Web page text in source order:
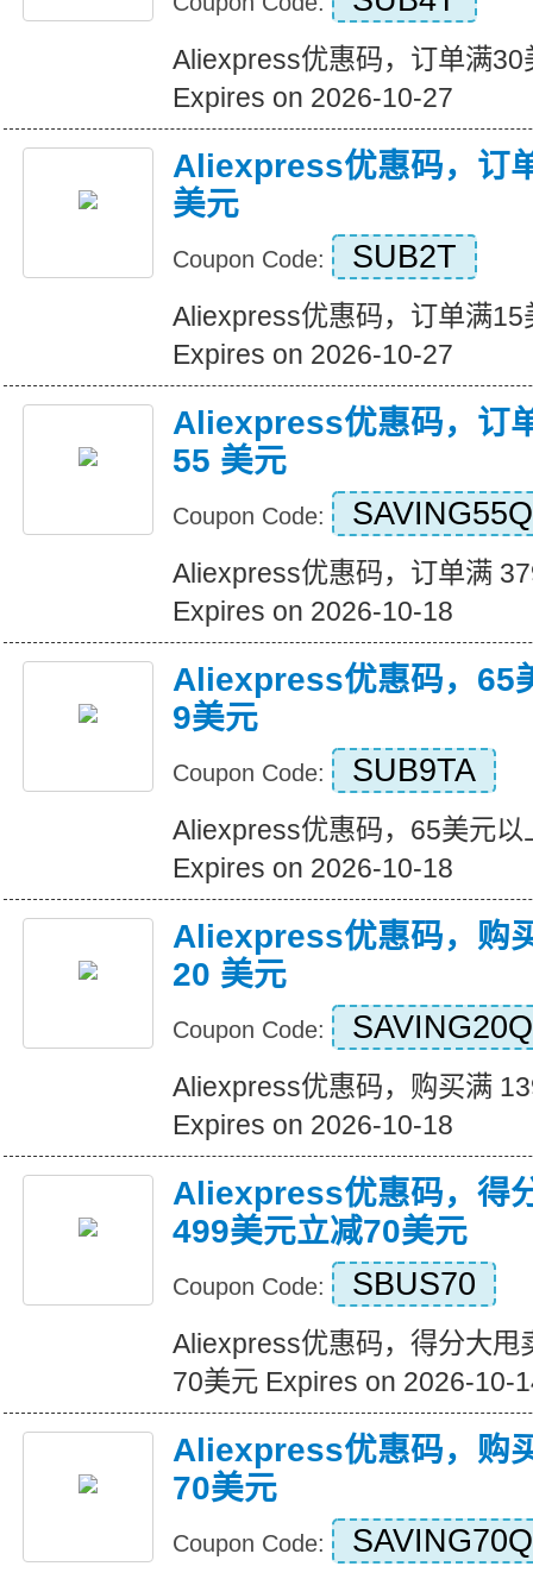
Aliexpress优惠码，订单满30
Expires on 2026-10-27
Aliexpress优惠码，订
美元
Coupon Code: SUB2T
Aliexpress优惠码，订单满15
Expires on 2026-10-27
Aliexpress优惠码，订
55 美元
Coupon Code: SAVING55Q
Aliexpress优惠码，订单满
Expires on 2026-10-18
Aliexpress优惠码，65
9美元
Coupon Code: SUB9TA
Aliexpress优惠码，65美元以
Expires on 2026-10-18
Aliexpress优惠码，购
20 美元
Coupon Code: SAVING20Q
Aliexpress优惠码，购买满
Expires on 2026-10-18
Aliexpress优惠码，得
499美元立减70美元
Coupon Code: SBUS70
Aliexpress优惠码，得分大甩
70美元 Expires on 2026-10-
Aliexpress优惠码，购
70美元
Coupon Code: SAVING70Q